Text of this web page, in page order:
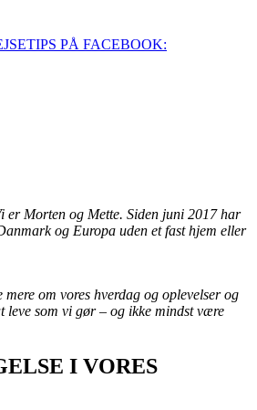
PÅ FACEBOOK:
er Morten og Mette. Siden juni 2017 har
og Europa uden et fast hjem eller
om vores hverdag og oplevelser og
som vi gør – og ikke mindst være
I VORES